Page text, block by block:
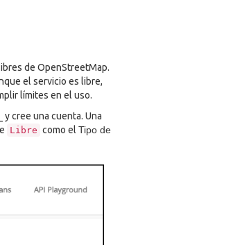
de OpenStreetMap.
el servicio es libre,
límites en el uso.
y cree una cuenta. Una
Libre como el Tipo de